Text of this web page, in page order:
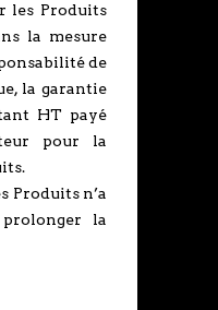
les Produits
la mesure
de
la garantie
HT payé
pour la
Produits n’a
la